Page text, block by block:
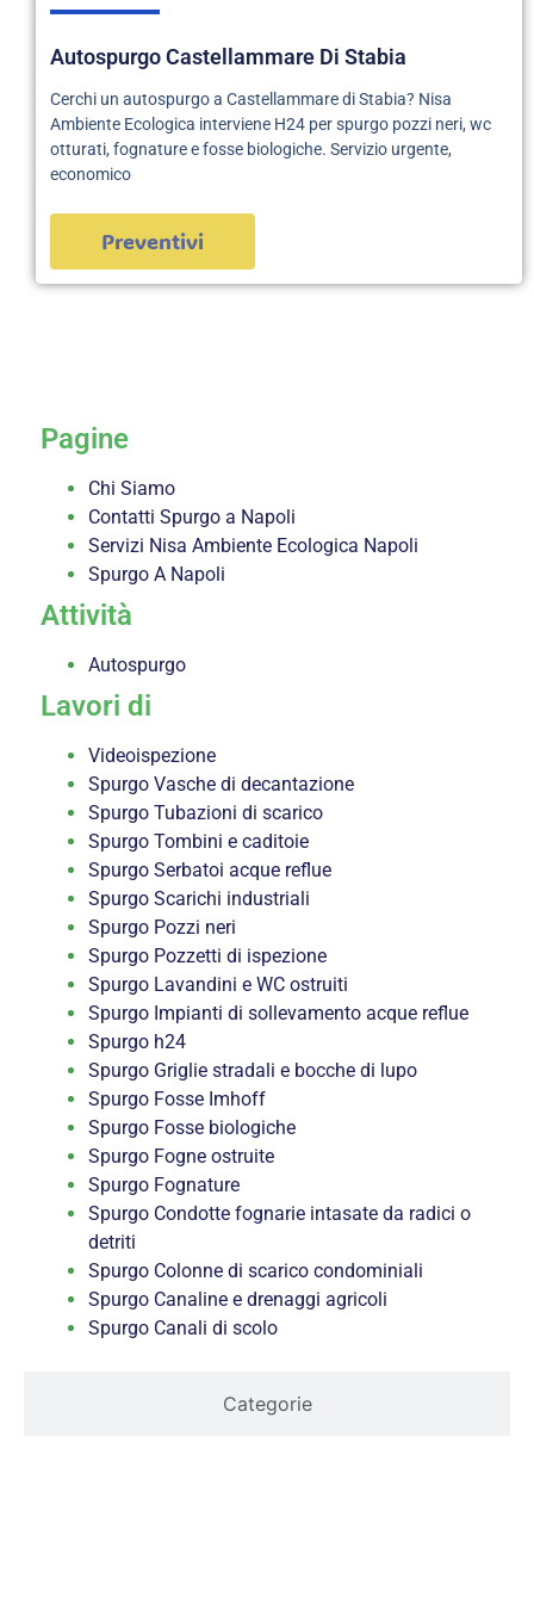
Autospurgo Castellammare Di Stabia
Cerchi un autospurgo a Castellammare di Stabia? Nisa
Ambiente Ecologica interviene H24 per spurgo pozzi neri, wc
otturati, fognature e fosse biologiche. Servizio urgente,
economico
Preventivi
Categorie
Pagine
Chi Siamo
Contatti Spurgo a Napoli
Servizi Nisa Ambiente Ecologica Napoli
Spurgo A Napoli
Attività
Autospurgo
Lavori di
Videoispezione
Spurgo Vasche di decantazione
Spurgo Tubazioni di scarico
Spurgo Tombini e caditoie
Spurgo Serbatoi acque reflue
Spurgo Scarichi industriali
Spurgo Pozzi neri
Spurgo Pozzetti di ispezione
Spurgo Lavandini e WC ostruiti
Spurgo Impianti di sollevamento acque reflue
Spurgo h24
Spurgo Griglie stradali e bocche di lupo
Spurgo Fosse Imhoff
Spurgo Fosse biologiche
Spurgo Fogne ostruite
Spurgo Fognature
Spurgo Condotte fognarie intasate da radici o
detriti
Spurgo Colonne di scarico condominiali
Spurgo Canaline e drenaggi agricoli
Spurgo Canali di scolo